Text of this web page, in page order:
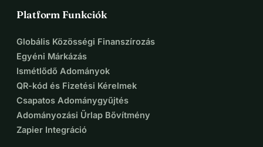
Platform Funkciók
Globális Közösségi Finanszírozás
Egyéni Márkázás
Ismétlődő Adományok
QR-kód és Fizetési Kérelmek
Csapatos Adománygyűjtés
Adományozási Űrlap Bővítmény
Zapier Integráció